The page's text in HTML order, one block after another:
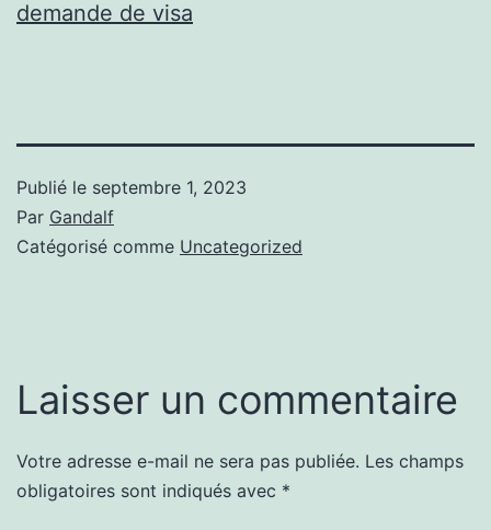
demande de visa
Publié le septembre 1, 2023
Par Gandalf
Catégorisé comme Uncategorized
Laisser un commentaire
Votre adresse e-mail ne sera pas publiée. Les champs
obligatoires sont indiqués avec *